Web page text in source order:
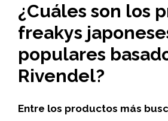
¿Cuáles son los
freakys
populares
Rivendel?
Entre los productos más